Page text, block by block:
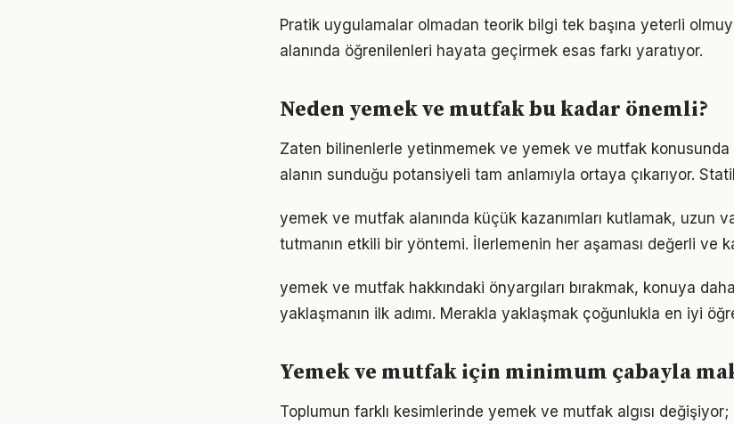
Pratik uygulamalar olmadan teorik bilgi tek başına yeterli
alanında öğrenilenleri hayata geçirmek esas farkı yaratıyor.
Neden yemek ve mutfak bu kadar önemli?
Zaten bilinenlerle yetinmemek ve yemek ve mutfak
alanın sunduğu potansiyeli tam anlamıyla ortaya çıkarıyor.
yemek ve mutfak alanında küçük kazanımları kutlamak, uzun
tutmanın etkili bir yöntemi. İlerlemenin her aşaması değerli ve
yemek ve mutfak hakkındaki önyargıları bırakmak, konuya
yaklaşmanın ilk adımı. Merakla yaklaşmak çoğunlukla en iyi
Yemek ve mutfak için minimum çabayla
Toplumun farklı kesimlerinde yemek ve mutfak algısı